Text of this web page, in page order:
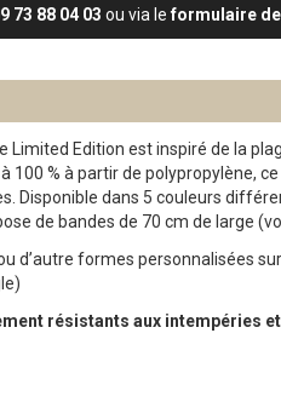
73 88 04 03 ou via leformulaire
Limited Edition est inspiré de la
% à partir de polypropylène,
Disponible dans 5 couleurs
de bandes de 70 cm de large
d’autre formes personnalisées
résistants aux intempéries et